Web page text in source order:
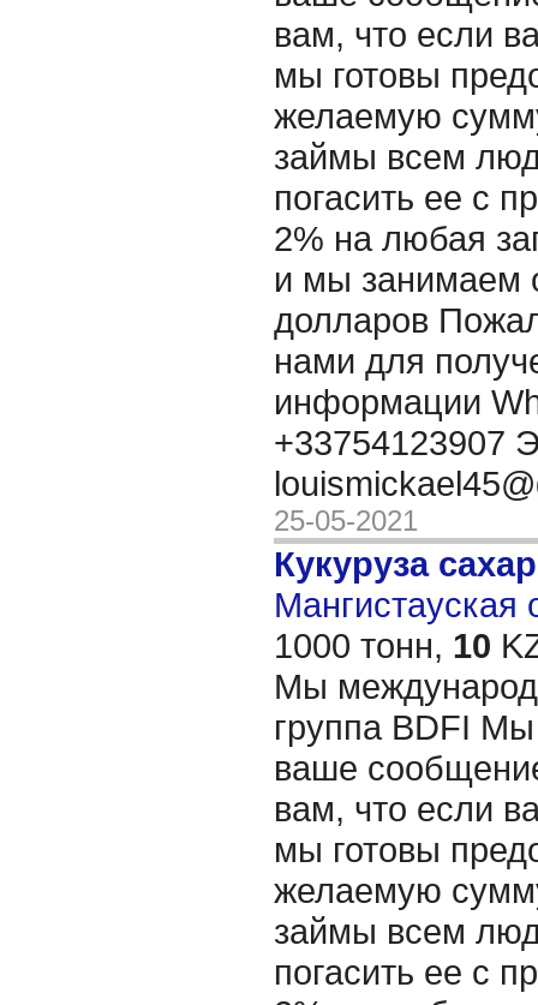
вам, что если
мы готовы
желаемую
займы всем
погасить ее с
2% на любая
и мы занимаем
долларов
нами для
информации
+33754123907
25-05-2021
Кукуруза
Мангистауская
1000 тонн, 10
Мы
группа BDFI Мы
ваше
вам, что если
мы готовы
желаемую
займы всем
погасить ее с